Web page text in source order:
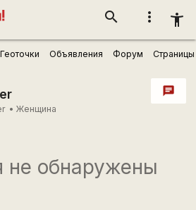
more_vert accessibility_new
search
Геоточки Объявления Форум Страницы
• Женщина
chat
не обнаружены